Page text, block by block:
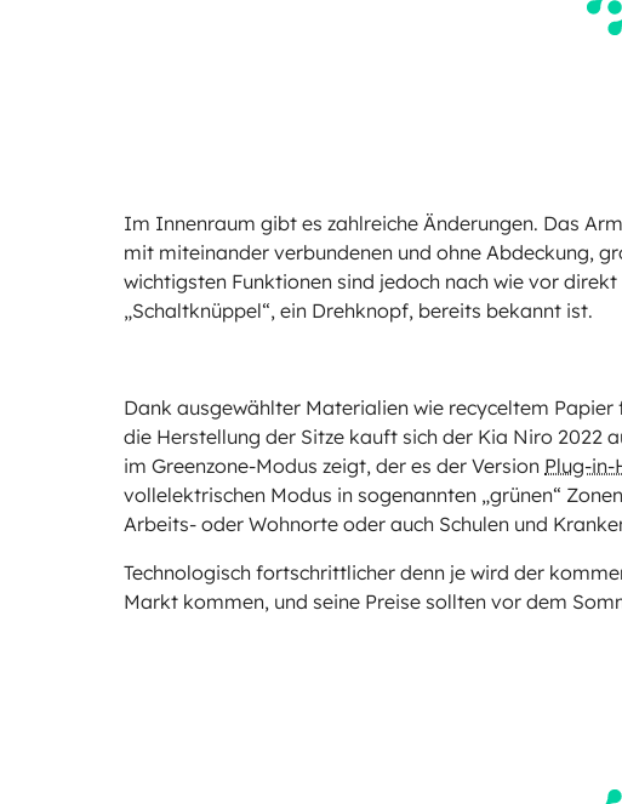
Im Innenraum gibt es zahlreiche Änderungen. Das
mit miteinander verbundenen und ohne Abdeckung,
wichtigsten Funktionen sind jedoch nach wie vor
„Schaltknüppel“, ein Drehknopf, bereits bekannt ist.
Dank ausgewählter Materialien wie recyceltem
die Herstellung der Sitze kauft sich der Kia Niro 2022
im Greenzone-Modus zeigt, der es der Version Plug-in-
vollelektrischen Modus in sogenannten „grünen“
Arbeits- oder Wohnorte oder auch Schulen und
Technologisch fortschrittlicher denn je wird der
Markt kommen, und seine Preise sollten vor dem